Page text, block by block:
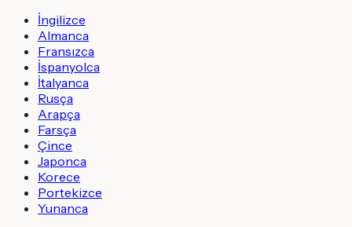
İngilizce
Almanca
Fransızca
İspanyolca
İtalyanca
Rusça
Arapça
Farsça
Çince
Japonca
Korece
Portekizce
Yunanca